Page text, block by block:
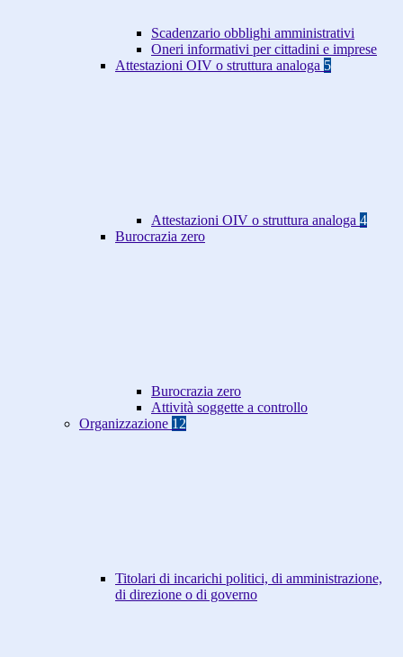
Scadenzario obblighi amministrativi
Oneri informativi per cittadini e imprese
Attestazioni OIV o struttura analoga 5
Attestazioni OIV o struttura analoga 4
Burocrazia zero
Burocrazia zero
Attività soggette a controllo
Organizzazione 12
Titolari di incarichi politici, di amministrazione,
di direzione o di governo